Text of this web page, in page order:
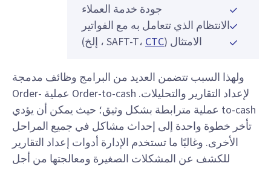
جودة خدمة العملاء
الانتظام الذي تتعامل به مع الفواتير
الامتثال (SAFT-T،CTC ، إلخ)
ولهذا السبب تتضمن العديد من البرامج وظائف مدمجة
لإعداد التقارير والتحليلات. Order-to-cash عملية Order-
to-cash عملية مترابطة بشكل وثيق؛ حيث يمكن أن يؤدي
تأخر خطوة واحدة إلى إحداث مشاكل في جميع المراحل
الأخرى. وغالبًا ما تستخدم الإدارة أدوات إعداد التقارير
للكشف عن المشكلات الصغيرة ومعالجتها من أجل